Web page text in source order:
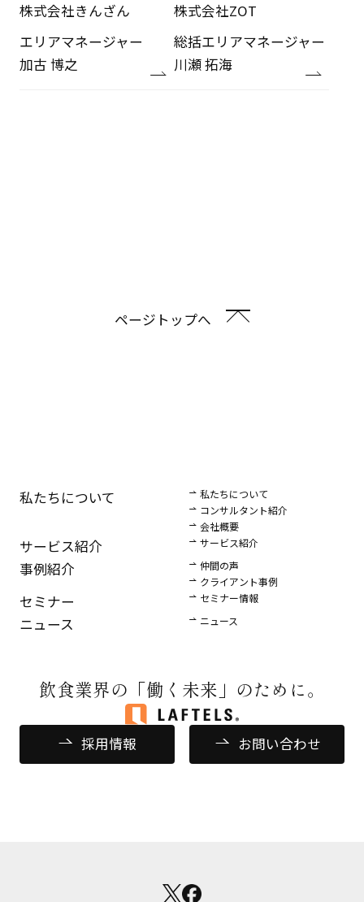
株式会社きんざん
エリアマネージャー
加古 博之
株式会社ZOT
総括エリアマネージャー
川瀬 拓海
ページトップへ
飲食業界の 「働く未来」のために。
私たちについて
私たちについて
コンサルタント紹介
会社概要
サービス紹介 サービス紹介
事例紹介
仲間の声
クライアント事例
セミナー セミナー情報
ニュース ニュース
採用情報 お問い合わせ